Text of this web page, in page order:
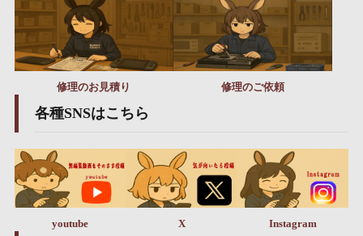
修理のお見積り 修理のご依頼
各種SNSはこちら
youtube X Instagram